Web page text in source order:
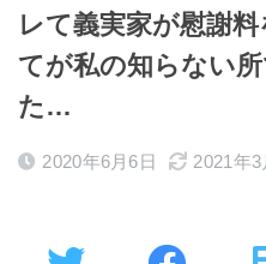
レて義実家が慰謝
てが私の知らない
た…
2020年6月6日 2021年3